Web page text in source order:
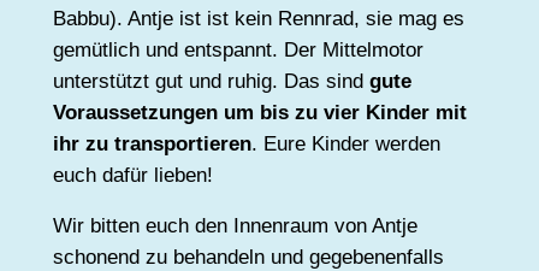
Babbu). Antje ist ist kein Rennrad, sie mag es
gemütlich und entspannt. Der Mittelmotor
unterstützt gut und ruhig. Das sind gute
Voraussetzungen um bis zu vier Kinder mit
ihr zu transportieren. Eure Kinder werden
euch dafür lieben!
Wir bitten euch den Innenraum von Antje
schonend zu behandeln und gegebenenfalls